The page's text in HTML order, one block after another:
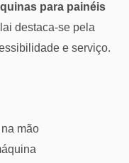
para painéis
destaca-se pela
e serviço.
mão